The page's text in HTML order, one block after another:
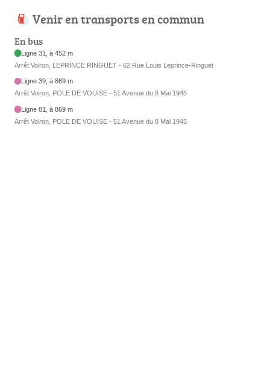
Venir en transports en commun
En bus
Ligne 31, à 452 m
Arrêt Voiron, LEPRINCE RINGUET - 62 Rue Louis Leprince-Ringuet
Ligne 39, à 869 m
Arrêt Voiron, POLE DE VOUISE - 51 Avenue du 8 Mai 1945
Ligne 81, à 869 m
Arrêt Voiron, POLE DE VOUISE - 51 Avenue du 8 Mai 1945